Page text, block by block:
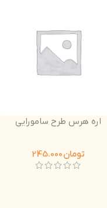
اره هرس طرح سامورایی
تومان